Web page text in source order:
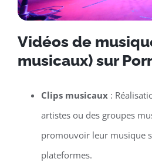
Vidéos de
musicaux) sur
Clips musicaux:
artistes ou des groupes
promouvoir leur musique
plateformes.